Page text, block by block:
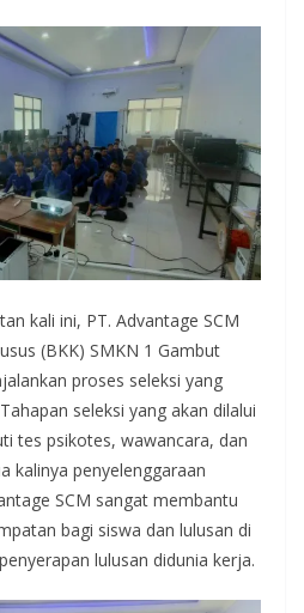
kali ini, PT. Advantage SCM
(BKK) SMKN 1 Gambut
proses seleksi yang
seleksi yang akan dilalui
tes psikotes, wawancara, dan
kalinya penyelenggaraan
SCM sangat membantu
bagi siswa dan lulusan di
lulusan didunia kerja.